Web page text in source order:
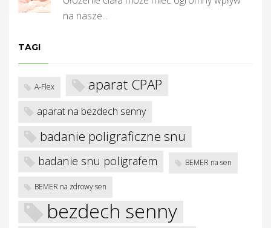
na nasze...
TAGI
A-Flex aparat CPAP
aparat na bezdech senny
badanie poligraficzne snu
badanie snu poligrafem BEMER na sen
BEMER na zdrowy sen
bezdech senny